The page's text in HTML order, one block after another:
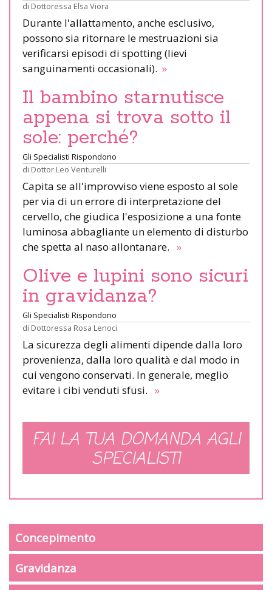
di Dottoressa Elsa Viora
Durante l'allattamento, anche esclusivo,
possono sia ritornare le mestruazioni sia
verificarsi episodi di spotting (lievi
sanguinamenti occasionali). »
Il bambino starnutisce
appena si trova sotto il
sole: perché?
Gli Specialisti Rispondono
di Dottor Leo Venturelli
Capita se all'improvviso viene esposto al sole
per via di un errore di interpretazione del
cervello, che giudica l'esposizione a una fonte
luminosa abbagliante un elemento di disturbo
che spetta al naso allontanare. »
Olive e lupini sono sicuri
in gravidanza?
Gli Specialisti Rispondono
di Dottoressa Rosa Lenoci
La sicurezza degli alimenti dipende dalla loro
provenienza, dalla loro qualità e dal modo in
cui vengono conservati. In generale, meglio
evitare i cibi venduti sfusi. »
FAI LA TUA DOMANDA AGLI
SPECIALISTI
Concepimento
Gravidanza